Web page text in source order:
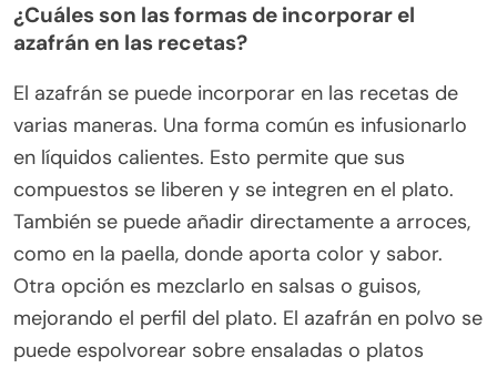
¿Cuáles son las formas de incorporar el
azafrán en las recetas?
El azafrán se puede incorporar en las recetas de
varias maneras. Una forma común es infusionarlo
en líquidos calientes. Esto permite que sus
compuestos se liberen y se integren en el plato.
También se puede añadir directamente a arroces,
como en la paella, donde aporta color y sabor.
Otra opción es mezclarlo en salsas o guisos,
mejorando el perfil del plato. El azafrán en polvo se
puede espolvorear sobre ensaladas o platos